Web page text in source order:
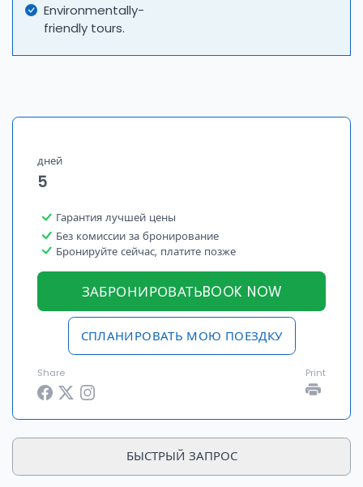
Environmentally-
friendly tours.
дней
5
Гарантия лучшей цены
Без комиссии за бронирование
Бронируйте сейчас, платите позже
ЗАБРОНИРОВАТЬBOOK NOW
СПЛАНИРОВАТЬ МОЮ ПОЕЗДКУ
Share Print
БЫСТРЫЙ ЗАПРОС